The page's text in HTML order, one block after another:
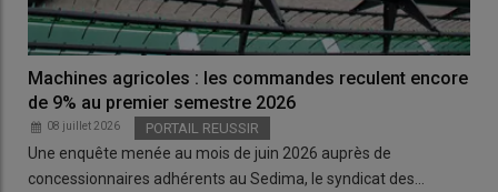
Machines agricoles : les commandes reculent encore
de 9% au premier semestre 2026
08 juillet 2026 PORTAIL REUSSIR
Une enquête menée au mois de juin 2026 auprès de
concessionnaires adhérents au Sedima, le syndicat des…